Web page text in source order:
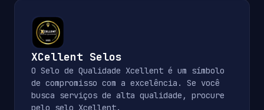
XCellent Selos
O Selo de Qualidade Xcellent é um símbolo
de compromisso com a excelência. Se você
busca serviços de alta qualidade, procure